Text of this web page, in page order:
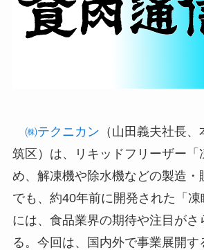
㈱テクニカン （山田義夫社長
筑区）は、リキッドフリーザー「
め、解凍機や除水機などの製造・
でも、約40年前に開発された「
には、食品業界の期待や注目がさ
る。今回は、国内外で事業展開す